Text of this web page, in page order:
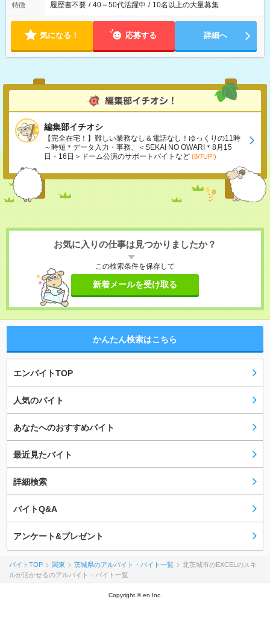
特徴 履歴書不要 / 40～50代活躍中 / 10名以上の大量募集
気になる！ 応募する 詳細へ
編集部イチオシ
【完全在宅！】難しい業務なし＆電話なし！ゆっくりの11時
～時短＊データ入力・事務、＜SEKAI NO OWARI＊8月15
日・16日＞ドーム公演のサポートバイトなど (8/7UP!)
お気に入りの仕事は見つかりましたか？
この検索条件を保存して
新着メールを受け取る
かんたん検索はこちら
エンバイトTOP
人気のバイト
あなたへのおすすめバイト
最近見たバイト
詳細検索
バイトQ&A
アンケート&プレゼント
バイトTOP 関東 茨城県のアルバイト・バイト一覧
北茨城市のEXCELのスキ
ルが活かせるのアルバイト・バイト一覧
Copyright © en Inc.